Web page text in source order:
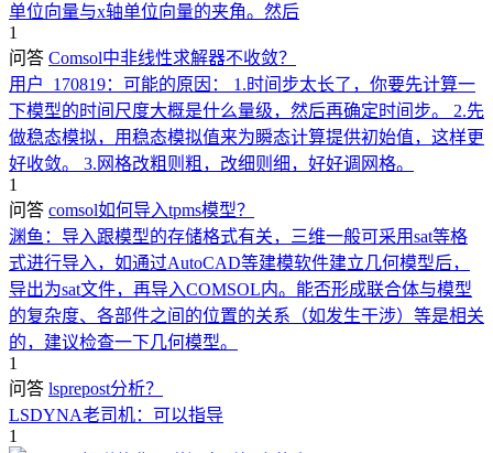
单位向量与x轴单位向量的夹角。然后
1
问答 Comsol中非线性求解器不收敛？
用户_170819： 可能的原因： 1.时间步太长了，你要先计算一
下模型的时间尺度大概是什么量级，然后再确定时间步。 2.先
做稳态模拟，用稳态模拟值来为瞬态计算提供初始值，这样更
好收敛。 3.网格改粗则粗，改细则细，好好调网格。
1
问答 comsol如何导入tpms模型？
渊鱼： 导入跟模型的存储格式有关，三维一般可采用sat等格
式进行导入，如通过AutoCAD等建模软件建立几何模型后，
导出为sat文件，再导入COMSOL内。能否形成联合体与模型
的复杂度、各部件之间的位置的关系（如发生干涉）等是相关
的，建议检查一下几何模型。
1
问答 lsprepost分析？
LSDYNA老司机： 可以指导
1